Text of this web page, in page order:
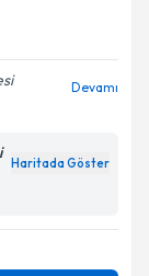
Devamı
Haritada Göster